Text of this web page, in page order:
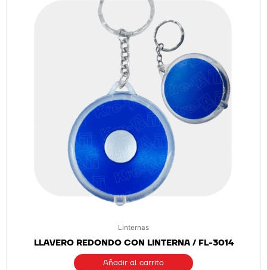
Linternas
LLAVERO REDONDO CON LINTERNA / FL-3014
Añadir al carrito